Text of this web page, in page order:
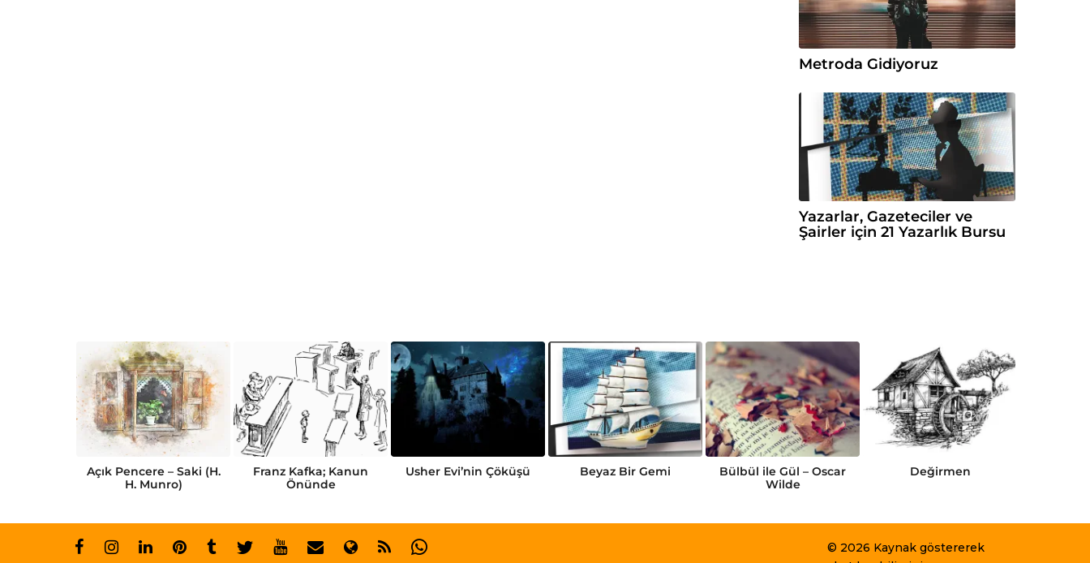
Metroda Gidiyoruz
Yazarlar, Gazeteciler ve
Şairler için 21 Yazarlık Bursu
Açık Pencere – Saki (H.
H. Munro)
Franz Kafka; Kanun
Önünde
Usher Evi’nin Çöküşü Beyaz Bir Gemi
Bülbül ile Gül – Oscar
Wilde
Değirmen
© 2026 Kaynak göstererek